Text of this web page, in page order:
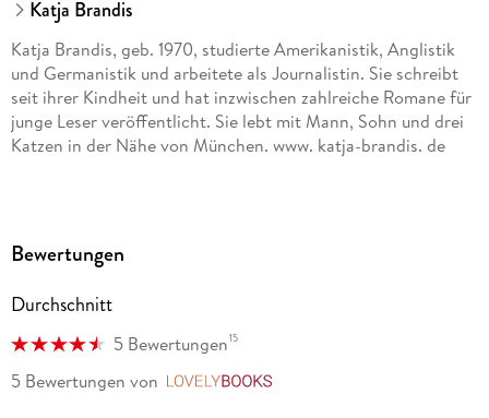
Katja Brandis
Katja Brandis, geb. 1970, studierte Amerikanistik, Anglistik
und Germanistik und arbeitete als Journalistin. Sie schreibt
seit ihrer Kindheit und hat inzwischen zahlreiche Romane für
junge Leser veröffentlicht. Sie lebt mit Mann, Sohn und drei
Katzen in der Nähe von München. www. katja-brandis. de
Bewertungen
Durchschnitt
5 Bewertungen15
5 Bewertungen von